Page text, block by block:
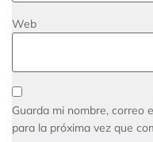
Web
Guarda mi nombre, correo
para la próxima vez que